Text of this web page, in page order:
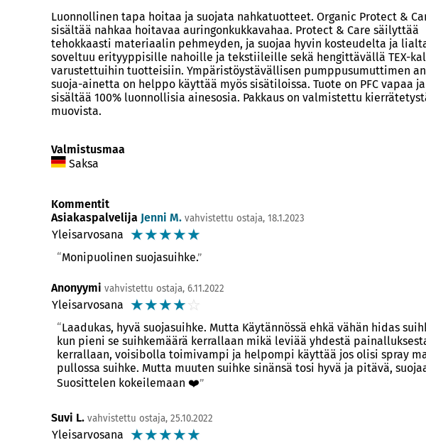
Luonnollinen tapa hoitaa ja suojata nahkatuotteet. Organic Protect &
sisältää nahkaa hoitavaa auringonkukkavahaa. Protect & Care säilyttää
tehokkaasti materiaalin pehmeyden, ja suojaa hyvin kosteudelta ja
soveltuu erityyppisille nahoille ja tekstiileille sekä hengittävällä TEX-
varustettuihin tuotteisiin. Ympäristöystävällisen pumppusumuttimen
suoja-ainetta on helppo käyttää myös sisätiloissa. Tuote on PFC vapaa ja
sisältää 100% luonnollisia ainesosia. Pakkaus on valmistettu
muovista.
Valmistusmaa
Saksa
Kommentit
Asiakaspalvelija Jenni M. vahvistettu ostaja, 18.1.2023
Yleisarvosana ☆☆☆☆☆
Monipuolinen suojasuihke.
Anonyymi vahvistettu ostaja, 6.11.2022
Yleisarvosana ☆☆☆☆☆
Laadukas, hyvä suojasuihke. Mutta Käytännössä ehkä vähän hidas
kun pieni se suihkemäärä kerrallaan mikä leviää yhdestä
kerrallaan, voisibolla toimivampi ja helpompi käyttää jos olisi spray
pullossa suihke. Mutta muuten suihke sinänsä tosi hyvä ja pitävä,
Suosittelen kokeilemaan ❤️
Suvi L. vahvistettu ostaja, 25.10.2022
Yleisarvosana ☆☆☆☆☆